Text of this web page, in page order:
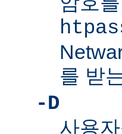
를 받
-D
사용